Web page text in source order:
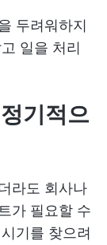
두려워하지
일을 처리
기적으
라도 회사나
가 필요할 수
기를 찾으려